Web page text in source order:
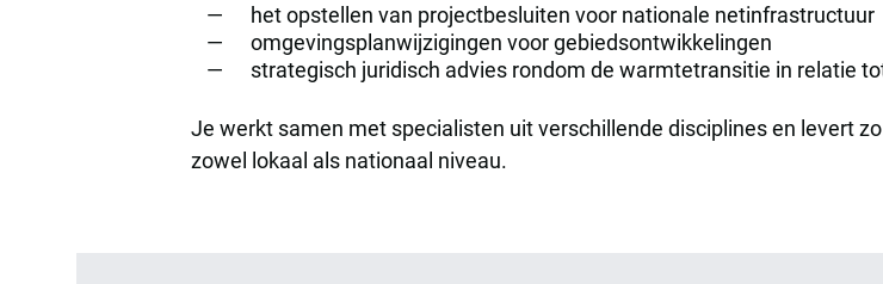
het opstellen van projectbesluiten voor nationale netinfrastructuur
omgevingsplanwijzigingen voor gebiedsontwikkelingen
strategisch juridisch advies rondom de warmtetransitie in relatie
Je werkt samen met specialisten uit verschillende disciplines en levert
zowel lokaal als nationaal niveau.